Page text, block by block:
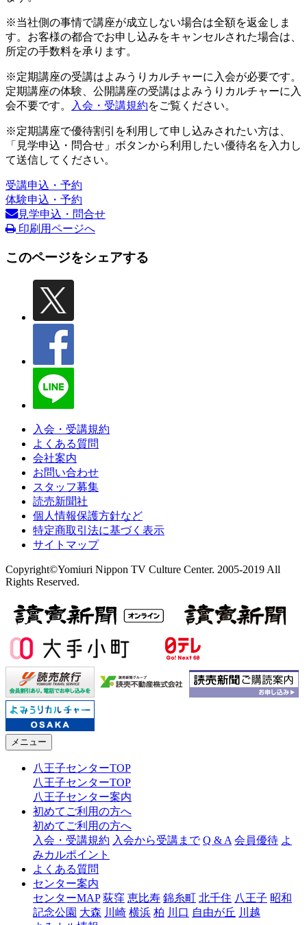
※当社側の事情で講座が成立しない場合は全額を返金しま
す。お客様の都合でお申し込みをキャンセルされた場合は、
所定の手数料を承ります。
※定期講座の受講はよみうりカルチャーに入会が必要です。
定期講座の体験、公開講座の受講はよみうりカルチャーに入
会不要です。
入会・受講規約をご覧ください。
※定期講座で優待割引を利用して申し込みされたい方は、
「見学申込・問合せ」ボタンから利用したい優待名を入力し
て送信してください。
受講申込・予約
体験申込・予約
見学申込・問合せ
印刷用ページへ
このページをシェアする
入会・受講規約
よくある質問
会社案内
お問い合わせ
スタッフ募集
読売新聞社
個人情報保護方針など
特定商取引法に基づく表示
サイトマップ
Copyright©Yomiuri Nippon TV Culture Center. 2005-2019 All
Rights Reserved.
メニュー
八王子センターTOP
八王子センターTOP
八王子センター案内
初めてご利用の方へ
初めてご利用の方へ
入会・受講規約 入会から受講まで Q & A 会員優待 よ
みカルポイント
よくある質問
センター案内
センターMAP 荻窪 恵比寿 錦糸町 北千住 八王子 昭和
記念公園 大森 川崎 横浜 柏 川口 自由が丘 川越